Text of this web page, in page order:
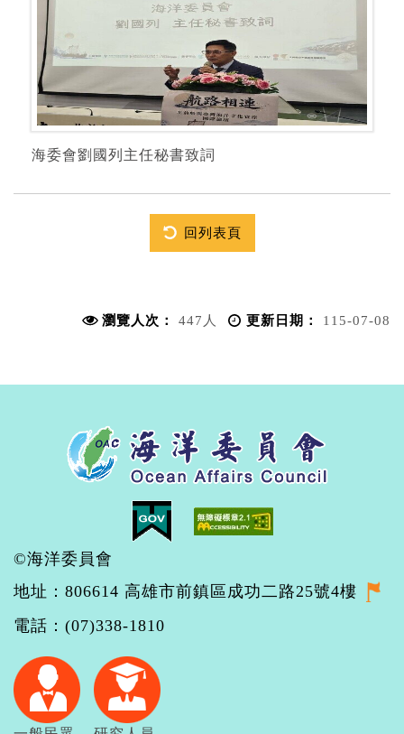
海委會劉國列主任秘書致詞
回列表頁
瀏覽人次： 447人 更新日期： 115-07-08
©海洋委員會
地址：806614 高雄市前鎮區成功二路25號4樓
電話：(07)338-1810